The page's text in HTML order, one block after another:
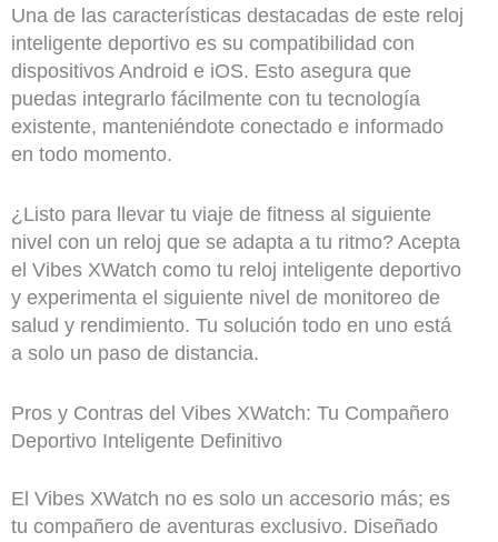
Una de las características destacadas de este reloj
inteligente deportivo es su compatibilidad con
dispositivos Android e iOS. Esto asegura que
puedas integrarlo fácilmente con tu tecnología
existente, manteniéndote conectado e informado
en todo momento.
¿Listo para llevar tu viaje de fitness al siguiente
nivel con un reloj que se adapta a tu ritmo? Acepta
el Vibes XWatch como tu reloj inteligente deportivo
y experimenta el siguiente nivel de monitoreo de
salud y rendimiento. Tu solución todo en uno está
a solo un paso de distancia.
Pros y Contras del Vibes XWatch: Tu Compañero
Deportivo Inteligente Definitivo
El Vibes XWatch no es solo un accesorio más; es
tu compañero de aventuras exclusivo. Diseñado